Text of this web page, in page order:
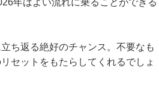
ち返る絶好のチャンス。不要なも
セットをもたらしてくれるでしょ